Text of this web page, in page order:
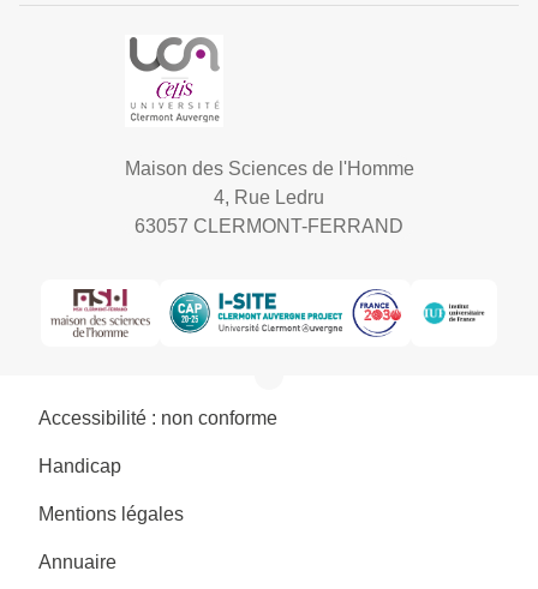
Maison des Sciences de l'Homme
4, Rue Ledru
63057 CLERMONT-FERRAND
Accessibilité : non conforme
Handicap
Mentions légales
Annuaire